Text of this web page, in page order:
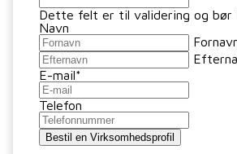
Dette felt er til validering og bør
Navn
E-mail*
Telefon
Bestil en Virksomhedsprofil